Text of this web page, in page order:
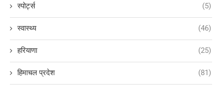
स्पोर्ट्स (5)
स्वास्थ्य (46)
हरियाणा (25)
हिमाचल प्रदेश (81)